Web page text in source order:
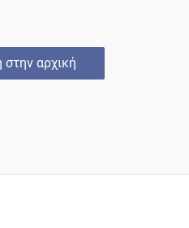
στην αρχική